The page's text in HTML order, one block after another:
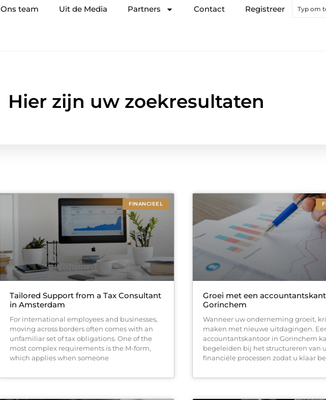
Ons team Uit de Media Partners Contact Registreer
Hier zijn uw zoekresultaten
FINANCIEEL
Tailored Support from a Tax Consultant
in Amsterdam
For international employees and businesses,
moving across borders often comes with an
unfamiliar set of tax obligations. One of the
most complex requirements is the M-form,
which applies when someone
Groei met een
Gorinchem
Wanneer uw onderneming groeit,
maken met nieuwe uitdagingen.
accountantskantoor in Gorinchem
begeleiden bij het structureren van
financiële processen zodat u klaar